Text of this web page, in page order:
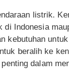
listrik.
Indonesia
kebutuhan
beralih ke
dalam